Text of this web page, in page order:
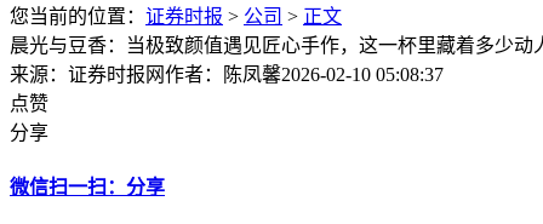
您当前的位置： 证券时报 > 公司 > 正文
晨光与豆香：当极致颜值遇见匠心手作，这一杯里藏着多少动
来源：证券时报网作者：陈凤馨2026-02-10 05:08:37
点赞
分享
微信扫一扫：分享